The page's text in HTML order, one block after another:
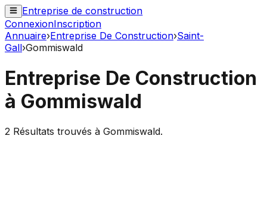
Entreprise de construction
ConnexionInscription
Annuaire›Entreprise De Construction›Saint-
Gall›Gommiswald
Entreprise De Construction
à Gommiswald
2 Résultats trouvés à Gommiswald.